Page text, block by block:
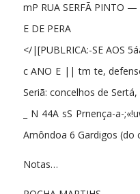
mP RUA SERFÃ PINTO —
E DE PERA
</|[PUBLRICA:-SE AOS
c ANO E || tm te,
Seriã: concelhos de
_ N 44A sS Prnença-a-
Amôndoa 6 Gardigos (do
Notas…